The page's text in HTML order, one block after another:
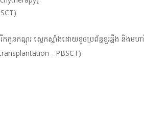
កូនកណ្តុរ ស្លេកស្លាំងដោយខូចប្រព័ន្ធខួរឆ្អឹង និងមហា
- PBSCT)